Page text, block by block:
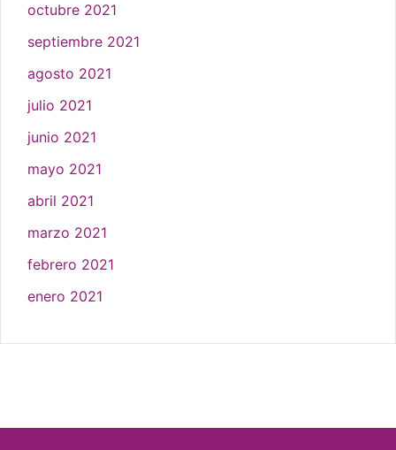
octubre 2021
septiembre 2021
agosto 2021
julio 2021
junio 2021
mayo 2021
abril 2021
marzo 2021
febrero 2021
enero 2021